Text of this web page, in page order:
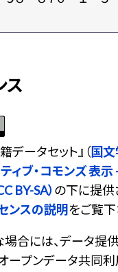
ス
データセット 』（国
ィブ・コモンズ 表
BY-SA） の下に提供
ンスの説明をご覧下
合には、データ提
ープンデータ共同